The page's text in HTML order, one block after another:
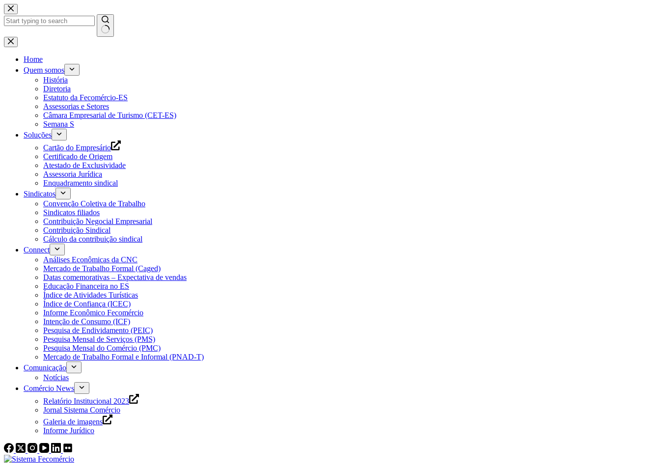
Pular
para
o
Home
Quem somos
História
Diretoria
Estatuto da Fecomércio-ES
Assessorias e Setores
Câmara Empresarial de Turismo (CET-ES)
Semana S
Soluções
Cartão do Empresário
Certificado de Origem
Atestado de Exclusividade
Assessoria Jurídica
Enquadramento sindical
Sindicatos
Convenção Coletiva de Trabalho
Sindicatos filiados
Contribuição Negocial Empresarial
Contribuição Sindical
Cálculo da contribuição sindical
Connect
Análises Econômicas da CNC
Mercado de Trabalho Formal (Caged)
Datas comemorativas – Expectativa de vendas
Educação Financeira no ES
Índice de Atividades Turísticas
Índice de Confiança (ICEC)
Informe Econômico Fecomércio
Intenção de Consumo (ICF)
Pesquisa de Endividamento (PEIC)
Pesquisa Mensal de Serviços (PMS)
Pesquisa Mensal do Comércio (PMC)
Mercado de Trabalho Formal e Informal (PNAD-T)
Comunicação
Notícias
Comércio News
Relatório Institucional 2023
Jornal Sistema Comércio
Galeria de imagens
Informe Jurídico